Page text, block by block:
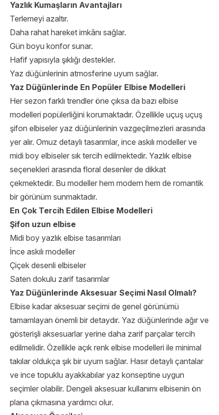
Yazlık Kumaşların Avantajları
Terlemeyi azaltır.
Daha rahat hareket imkânı sağlar.
Gün boyu konfor sunar.
Hafif yapısıyla şıklığı destekler.
Yaz düğünlerinin atmosferine uyum sağlar.
Yaz Düğünlerinde En Popüler Elbise Modelleri
Her sezon farklı trendler öne çıksa da bazı elbise
modelleri popülerliğini korumaktadır. Özellikle uçuş uçuş
şifon elbiseler yaz düğünlerinin vazgeçilmezleri arasında
yer alır. Omuz detaylı tasarımlar, ince askılı modeller ve
midi boy elbiseler sık tercih edilmektedir. Yazlık elbise
seçenekleri arasında floral desenler de dikkat
çekmektedir. Bu modeller hem modern hem de romantik
bir görünüm sunmaktadır.
En Çok Tercih Edilen Elbise Modelleri
Şifon uzun elbise
Midi boy yazlık elbise tasarımları
İnce askılı modeller
Çiçek desenli elbiseler
Saten dokulu zarif tasarımlar
Yaz Düğünlerinde Aksesuar Seçimi Nasıl Olmalı?
Elbise kadar aksesuar seçimi de genel görünümü
tamamlayan önemli bir detaydır. Yaz düğünlerinde ağır ve
gösterişli aksesuarlar yerine daha zarif parçalar tercih
edilmelidir. Özellikle açık renk elbise modelleri ile minimal
takılar oldukça şık bir uyum sağlar. Hasır detaylı çantalar
ve ince topuklu ayakkabılar yaz konseptine uygun
seçimler olabilir. Dengeli aksesuar kullanımı elbisenin ön
plana çıkmasına yardımcı olur.